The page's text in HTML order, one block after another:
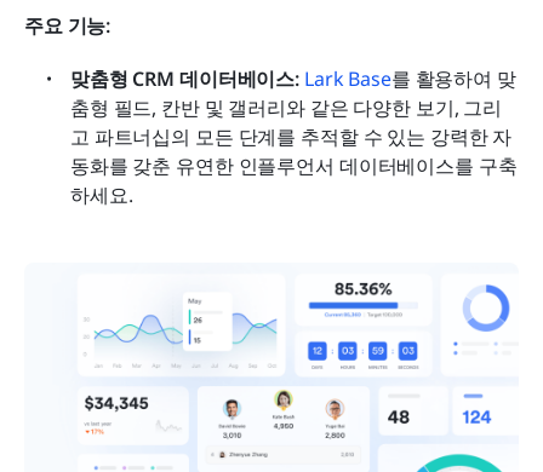
주요 기능:
맞춤형 CRM 데이터베이스: Lark Base를 활용하여 맞
춤형 필드, 칸반 및 갤러리와 같은 다양한 보기, 그리
고 파트너십의 모든 단계를 추적할 수 있는 강력한 자
동화를 갖춘 유연한 인플루언서 데이터베이스를 구축
하세요.